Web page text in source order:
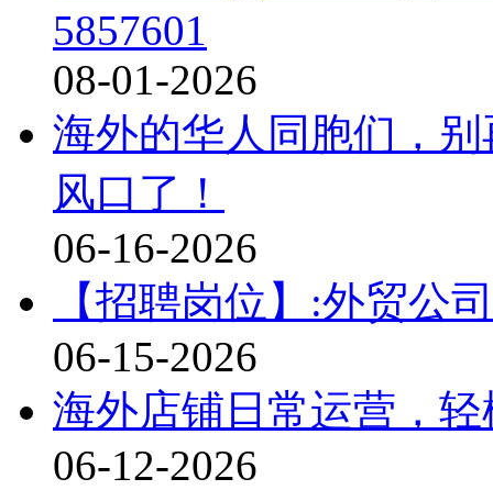
5857601
08-01-2026
海外的华人同胞们，
风口了！
06-16-2026
【招聘岗位】:外贸公
06-15-2026
海外店铺日常运营，
06-12-2026